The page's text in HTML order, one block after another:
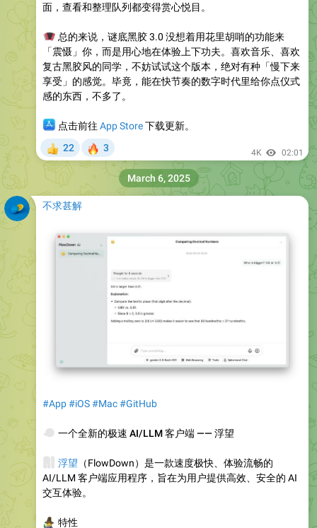
面，查看和整理队列都变得赏心悦目。
总的来说，谜底黑胶 3.0 没想着用花里胡哨的功能来
「震慑」你，而是用心地在体验上下功夫。喜欢音乐、喜欢
复古黑胶风的同学，不妨试试这个版本，绝对有种「慢下来
享受」的感觉。毕竟，能在快节奏的数字时代里给你点仪式
感的东西，不多了。
点击前往 App Store下载更新。
22 3 4K 02:01
不求甚解
#App#iOS#Mac#GitHub
一个全新的极速 AI/LLM 客户端 —— 浮望
浮望 （FlowDown）是一款速度极快、体验流畅的
AI/LLM 客户端应用程序，旨在为用户提供高效、安全的 AI
交互体验。
特性
March 6, 2025